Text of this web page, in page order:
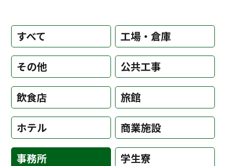
すべて 工場・倉庫
その他 公共工事
飲食店 旅館
ホテル 商業施設
事務所 学生寮